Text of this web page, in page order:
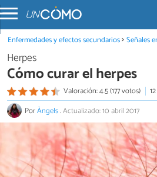
Enfermedades y efectos secundarios Señales
Herpes
Cómo curar el herpes
Valoración: 4.5 (177 votos)
PorÀngels.Actualizado: 10 abril 2017